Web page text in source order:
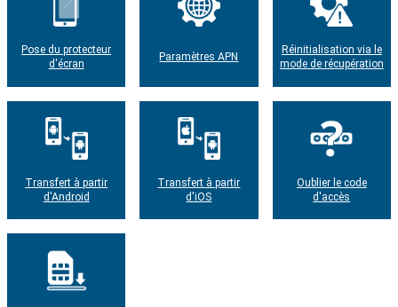
Pose du protecteur
d'écran
Paramètres APN
Réinitialisation via le
mode de récupération
Transfert à partir
d'Android
Transfert à partir
d'iOS
Oublier le code
d'accès